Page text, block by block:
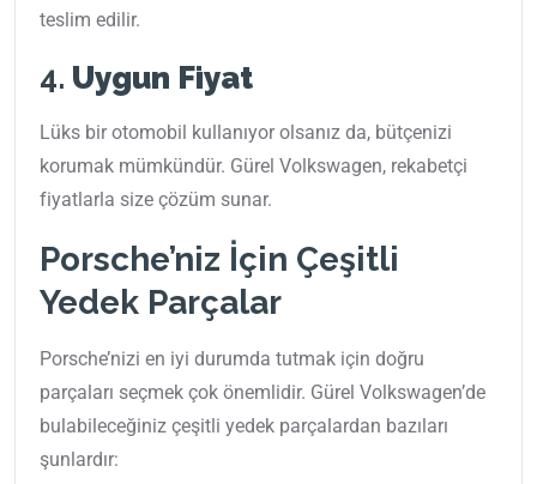
teslim edilir.
4. Uygun Fiyat
Lüks bir otomobil kullanıyor olsanız da, bütçenizi
korumak mümkündür. Gürel Volkswagen, rekabetçi
fiyatlarla size çözüm sunar.
Porsche’niz İçin Çeşitli
Yedek Parçalar
Porsche’nizi en iyi durumda tutmak için doğru
parçaları seçmek çok önemlidir. Gürel Volkswagen’de
bulabileceğiniz çeşitli yedek parçalardan bazıları
şunlardır: